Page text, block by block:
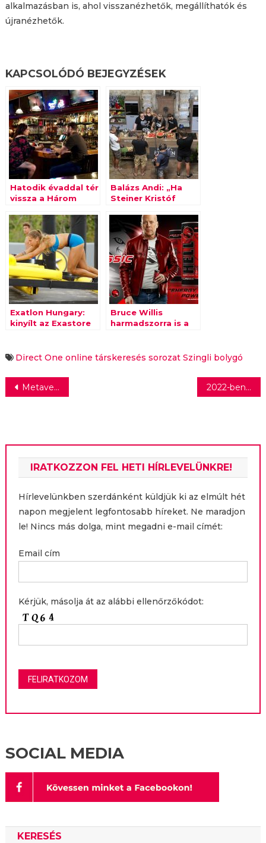
alkalmazásban is, ahol visszanézhetők, megállíthatók és
újranézhetők.
KAPCSOLÓDÓ BEJEGYZÉSEK
Hatodik évaddal tér
vissza a Három
TLC-re
Balázs Andi: „Ha
Steiner Kristóf
Exatlon Hungary:
kinyílt az Exastore
Bruce Willis
harmadszorra is a
Direct One online társkeresés sorozat Szingli bolygó
Bejegyzés
Metaverzum? Kell ez nekünk? 2022-ben is piacvezető IoT szolgáltató a Vodafone
IRATKOZZON FEL HETI HÍRLEVELÜNKRE!
Hírlevelünkben szerdánként küldjük ki az elmúlt hét
napon megjelent legfontosabb híreket. Ne maradjon
le! Nincs más dolga, mint megadni e-mail címét:
Email cím
Kérjük, másolja át az alábbi ellenőrzőkódot:
SOCIAL MEDIA
KERESÉS